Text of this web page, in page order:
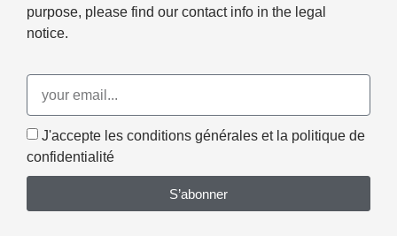
purpose, please find our contact info in the legal
notice.
J'accepte les conditions générales et la politique de
confidentialité
S’abonner